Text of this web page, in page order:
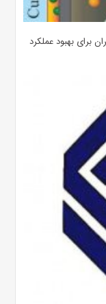
برای بهبود عملکرد